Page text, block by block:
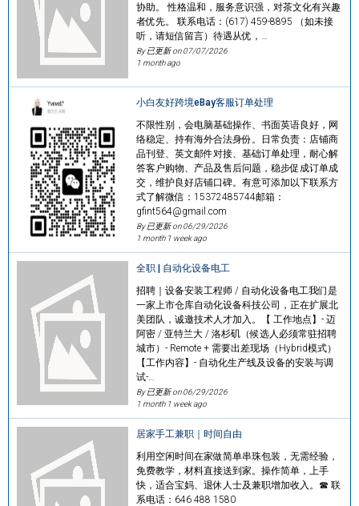
协助。 性格温和，服务意识强，对茶文化有兴趣
者优先。 联系电话：(617) 459-8895 （如未接
听，请短信留言）待遇从优，…
By 已更新 on07/07/2026
1 month ago
小白友好跨境eBay客服订单处理
不限性别，会电脑基础操作、书面英语良好，网
络稳定、持有海外合法身份。日常负责：店铺商
品刊登、英文邮件对接、基础订单处理，耐心解
答客户购物、产品及售后问题，稳步促成订单成
交，维护良好店铺口碑。有意可添加以下联系方
式了解微信：15372485744邮箱：
gfint564@gmail.com
By 已更新 on06/29/2026
1 month 1 week ago
全职 | 自动化设备电工
招聘｜设备安装工程师 / 自动化设备电工我们是
一家上市仓库自动化设备科技公司，正在扩展北
美团队，诚邀技术人才加入。【 工作地点】- 迈
阿密 / 亚特兰大 / 洛杉矶（候选人必须常驻招聘
城市）- Remote + 需要出差现场（Hybrid模式）
【工作内容】- 自动化生产线及设备的安装与调
试-…
By 已更新 on06/29/2026
1 month 1 week ago
居家手工兼职｜时间自由
利用空闲时间在家做简单串珠包装，无需经验，
免费教学，材料直接送到家。操作简单，上手
快，适合宝妈、退休人士及兼职增加收入。☎ 联
系电话：646 488 1580